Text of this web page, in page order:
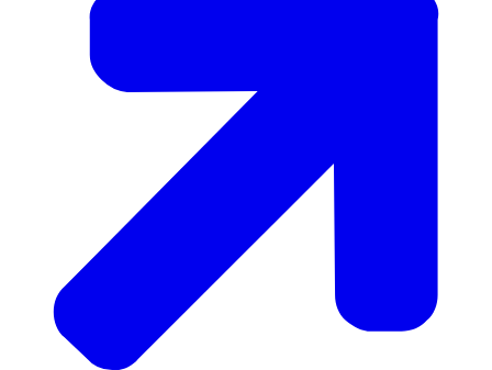
En wat zijn de risico's van AI binnen de
overheid?
00:00:49:09 - 00:00:52:09
Wij bezoeken plekken waar grote
beslissingen worden genomen.
00:00:52:23 - 00:00:55:14
We luisteren naar mensen die dit beleid
maken,
00:00:55:14 - 00:00:58:08
maar ook naar de mensen die dit het meest